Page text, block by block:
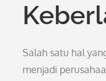
Salah satu hal
menjadi